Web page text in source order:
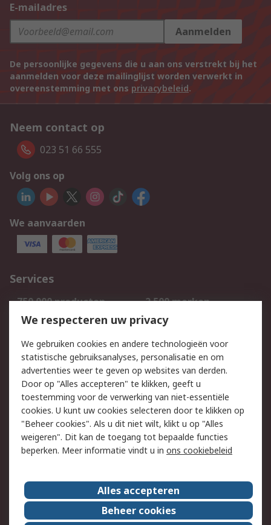
E-mailadres
Aanmelden
De persoonlijke gegevens die u aan ons verstrekt bij het
aanmelden voor deze mailinglijst worden verwerkt in
overeenstemming met ons privacybeleid.
Neem contact op
023 51 66 555
Volg ons op
We aanvaarden
Services
750.000 producten
2.500 merken
Bestellen
Inkoopoplossingen
Track & Trace
Wettelijk
Cookiebeleid
Email veiligheid
Privacybeleid
Websitevoorwaarden
Algemene
verkoopvoorwaarden
Over RS
RS Group
Over ons
We respecteren uw privacy
We gebruiken cookies en andere technologieën voor
statistische gebruiksanalyses, personalisatie en om
advertenties weer te geven op websites van derden.
Door op "Alles accepteren" te klikken, geeft u
toestemming voor de verwerking van niet-essentiële
cookies. U kunt uw cookies selecteren door te klikken op
"Beheer cookies". Als u dit niet wilt, klikt u op "Alles
weigeren". Dit kan de toegang tot bepaalde functies
beperken. Meer informatie vindt u in ons cookiebeleid
Alles accepteren
Beheer cookies